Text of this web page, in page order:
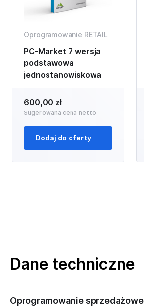
Oprogramowanie RETAIL
PC-Market 7 wersja
podstawowa
jednostanowiskowa
600,00 zł
Sugerowana cena netto
Dodaj do oferty
Dane techniczne
Oprogramowanie sprzedażowe